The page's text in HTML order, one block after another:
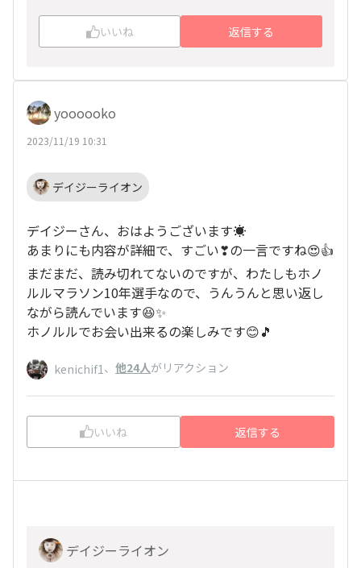
で、OHANAの皆さまにお役に立てることがかっ
たらいいな！と思い、投稿することにしました。
１：飛行機の手配
２：ホノルルマラソンエントリー
４：ロイヤルハワイアン予約
５：コートヤード予約
７：Spotify
８：ホノルルで行きたい場所リストアップ
９：ホテルで自炊
１０：マラソングッズ
１１：日本出国準備（※2023年12月現在不要）
１２：日本入国準備（※2023年12月現在やって
１３：Uber
１４：現地での通信ahamo
１５：ESTA
次は翌日エキスポでの内容を投稿させていただき
たいと思います。
続きもご覧になっていただけたら嬉しいです☆彡
いいね 返信する
yoooooko
2023/11/19 10:31
デイジーライオン
デイジーさん、おはようございます☀️
あまりにも内容が詳細で、すごい❣の一言ですね😍👍
まだまだ、読み切れてないのですが、わたしもホノ
ルルマラソン10年選手なので、うんうんと思い返し
ながら読んでいます😆✨
ホノルルでお会い出来るの楽しみです😊🎵
kenichif1 、 他24人がリアクション
いいね 返信する
デイジーライオン